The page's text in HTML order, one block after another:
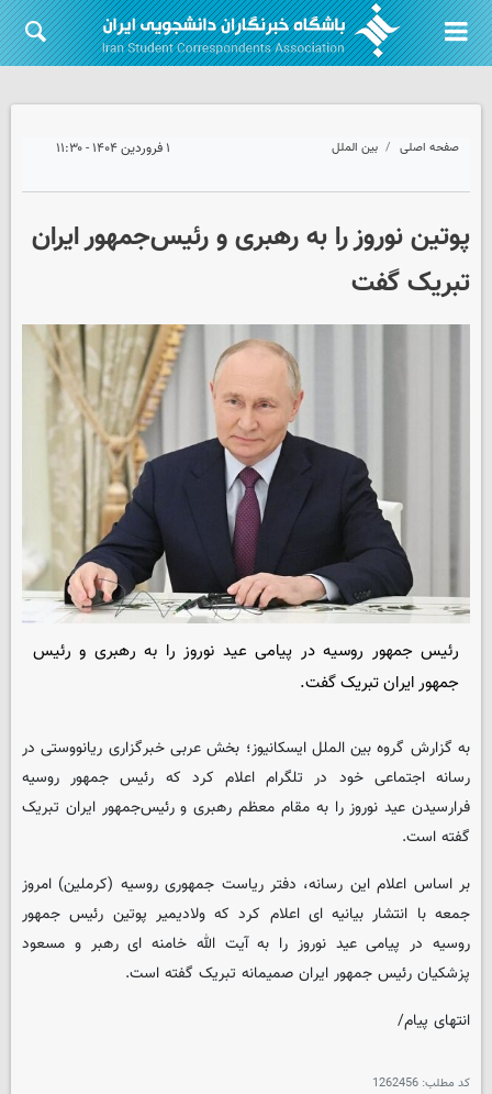
صفحه اصلی بین الملل ۱ فروردین ۱۴۰۴ - ۱۱:۳۰
پوتین نوروز را به رهبری و رئیس‌جمهور ایران
تبریک گفت
رئیس جمهور روسیه در پیامی عید نوروز را به رهبری و رئیس
جمهور ایران تبریک گفت.
به گزارش گروه بین المللایسکانیوز؛ بخش عربی خبرگزاری ریانووستی در
رسانه اجتماعی خود در تلگرام اعلام کرد که رئیس جمهور روسیه
فرارسیدن عید نوروز را به مقام معظم رهبری و رئیس‌جمهور ایران تبریک
گفته است.
بر اساس اعلام این رسانه، دفتر ریاست جمهوری روسیه (کرملین) امروز
جمعه با انتشار بیانیه ای اعلام کرد که ولادیمیر پوتین رئیس جمهور
روسیه در پیامی عید نوروز را به آیت الله خامنه ای رهبر و مسعود
پزشکیان رئیس جمهور ایران صمیمانه تبریک گفته است.
انتهای پیام/
کد مطلب: 1262456